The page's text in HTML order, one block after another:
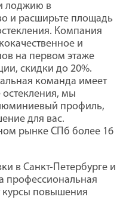
лоджию в
и расширьте площадь
Компания
и
на первом этаже
скидки до 20%.
команда имеет
мы
профиль,
для вас.
рынке СПб более 16
в Санкт-Петербурге и
профессиональная
курсы повышения